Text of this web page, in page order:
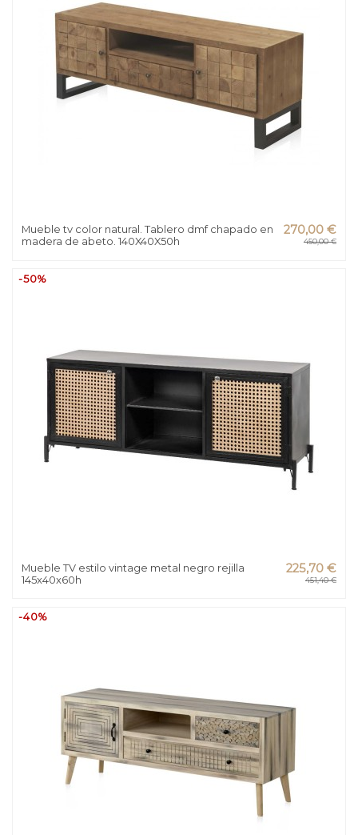
Mueble tv color natural. Tablero dmf chapado en
madera de abeto. 140X40X50h
270,00 €
450,00 €
-50%
Mueble TV estilo vintage metal negro rejilla
145x40x60h
225,70 €
451,40 €
-40%